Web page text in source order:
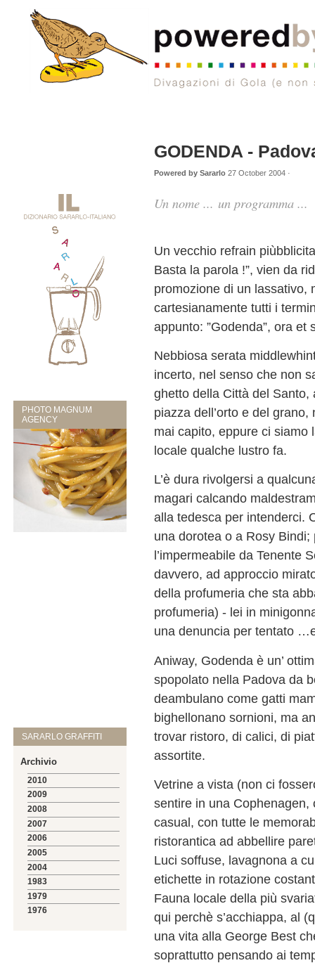
PHOTO MAGNUM
AGENCY
SARARLO GRAFFITI
Archivio
2010
2009
2008
2007
2006
2005
2004
1983
1979
1976
GODENDA -
Powered by Sararlo 27 October 2004 ·
Un nome ... un programma ...
Un vecchio refrain
Basta la parola !”, vien da
promozione di un lassativo,
cartesianamente tutti i
appunto: ”Godenda”, ora
Nebbiosa serata
incerto, nel senso che non
ghetto della Città del
piazza dell’orto e del
mai capito, eppure ci siamo
locale qualche lustro fa.
L’è dura rivolgersi a
magari calcando
alla tedesca per intenderci.
una dorotea o a Rosy
l’impermeabile da Tenente
davvero, ad approccio
della profumeria che sta
profumeria) - lei in
una denuncia per tentato
Aniway, Godenda è un’
spopolato nella Padova da
deambulano come gatti
bighellonano sornioni, ma
trovar ristoro, di calici, di
assortite.
Vetrine a vista (non ci
sentire in una
casual, con tutte le
ristorantica ad abbellire
Luci soffuse, lavagnona a
etichette in rotazione
Fauna locale della più
qui perchè s’acchiappa, al
una vita alla George Best
soprattutto pensando ai